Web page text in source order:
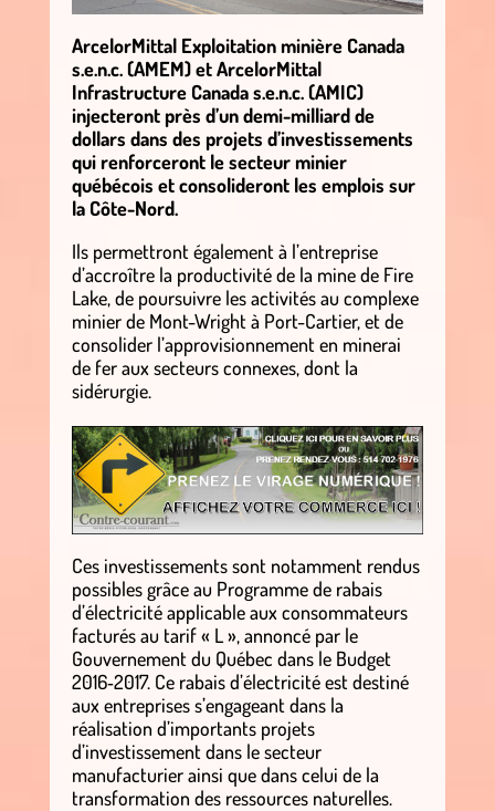
ArcelorMittal Exploitation minière Canada
s.e.n.c. (AMEM) et ArcelorMittal
Infrastructure Canada s.e.n.c. (AMIC)
injecteront près d’un demi-milliard de
dollars dans des projets d’investissements
qui renforceront le secteur minier
québécois et consolideront les emplois sur
la Côte-Nord.
Ils permettront également à l’entreprise
d’accroître la productivité de la mine de Fire
Lake, de poursuivre les activités au complexe
minier de Mont-Wright à Port-Cartier, et de
consolider l’approvisionnement en minerai
de fer aux secteurs connexes, dont la
sidérurgie.
Ces investissements sont notamment rendus
possibles grâce au Programme de rabais
d’électricité applicable aux consommateurs
facturés au tarif « L », annoncé par le
Gouvernement du Québec dans le Budget
2016‑2017. Ce rabais d’électricité est destiné
aux entreprises s’engageant dans la
réalisation d’importants projets
d’investissement dans le secteur
manufacturier ainsi que dans celui de la
transformation des ressources naturelles.